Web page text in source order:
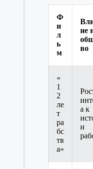
Ф
и
л
ь
м
ие
во
«
1
2
ле
т
ра
бс
тв
а»
а к
и